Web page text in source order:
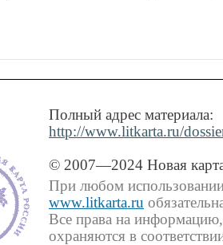
Полный адрес материала:
http://www.litkarta.ru/
© 2007—2024 Новая
При любом использовании
www.litkarta.ru
Все права на
охраняются в